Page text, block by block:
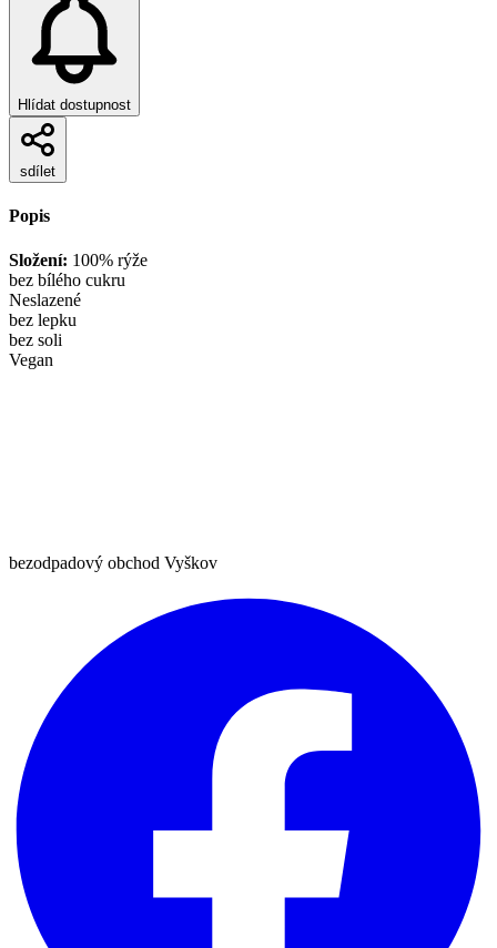
Hlídat dostupnost
sdílet
Popis
Složení: 100% rýže
bez bílého cukru
Neslazené
bez lepku
bez soli
Vegan
bezodpadový obchod Vyškov